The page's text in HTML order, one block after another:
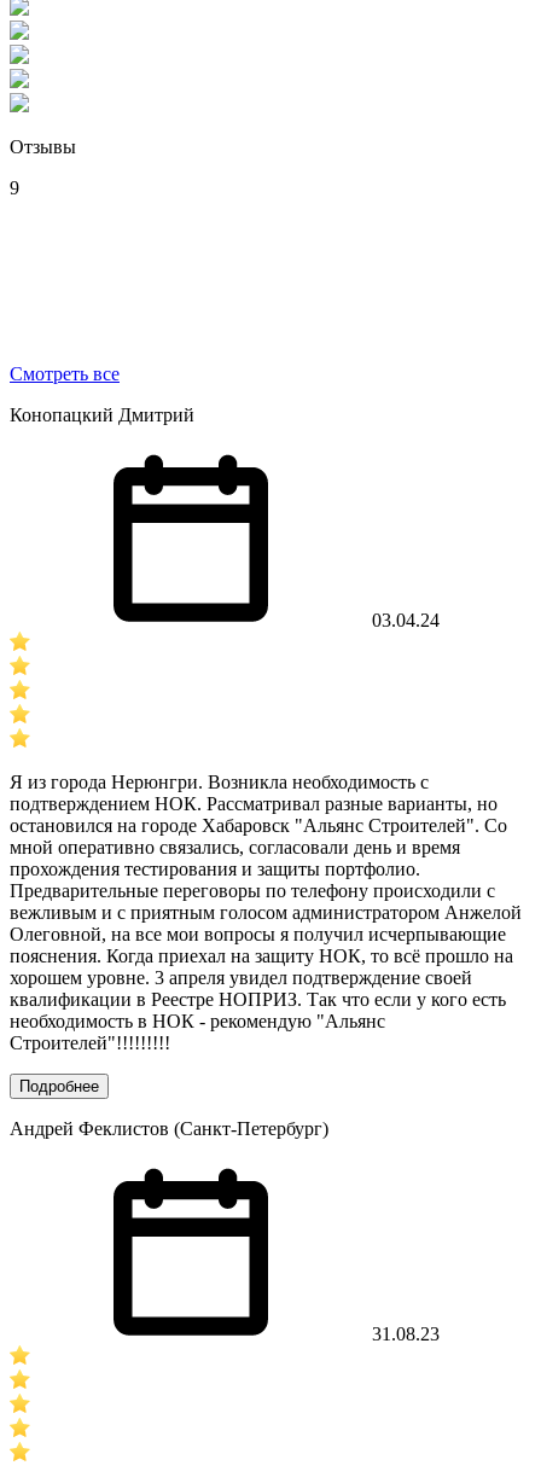
Отзывы
9
Смотреть все
Конопацкий Дмитрий
03.04.24
Я из города Нерюнгри. Возникла необходимость с
подтверждением НОК. Рассматривал разные варианты, но
остановился на городе Хабаровск "Альянс Строителей". Со
мной оперативно связались, согласовали день и время
прохождения тестирования и защиты портфолио.
Предварительные переговоры по телефону происходили с
вежливым и с приятным голосом администратором Анжелой
Олеговной, на все мои вопросы я получил исчерпывающие
пояснения. Когда приехал на защиту НОК, то всё прошло на
хорошем уровне. 3 апреля увидел подтверждение своей
квалификации в Реестре НОПРИЗ. Так что если у кого есть
необходимость в НОК - рекомендую "Альянс
Строителей"!!!!!!!!!
Подробнее
Андрей Феклистов (Санкт-Петербург)
31.08.23